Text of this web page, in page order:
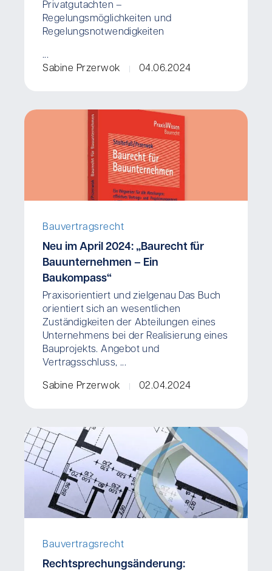
Privatgutachten –
Regelungsmöglichkeiten und
Regelungsnotwendigkeiten
...
Sabine Przerwok
04.06.2024
Bauvertragsrecht
Neu im April 2024: „Baurecht für
Bauunternehmen – Ein
Baukompass“
Praxisorientiert und zielgenau Das Buch
orientiert sich an wesentlichen
Zuständigkeiten der Abteilungen eines
Unternehmens bei der Realisierung eines
Bauprojekts. Angebot und
Vertragsschluss, ...
Sabine Przerwok 02.04.2024
Bauvertragsrecht
Rechtsprechungsänderung: